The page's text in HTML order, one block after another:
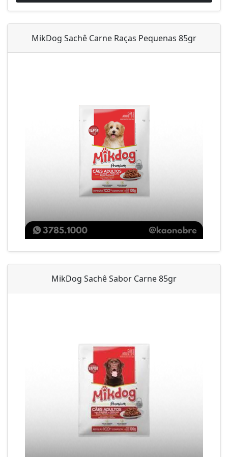
MikDog Sachê Carne Raças Pequenas 85gr
MikDog Sachê Sabor Carne 85gr